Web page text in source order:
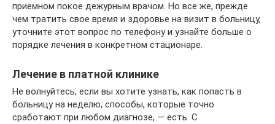
приемном покое дежурным врачом. Но все же, прежде
чем тратить свое время и здоровье на визит в больницу,
уточните этот вопрос по телефону и узнайте больше о
порядке лечения в конкретном стационаре.
Лечение в платной клинике
Не волнуйтесь, если вы хотите узнать, как попасть в
больницу на неделю, способы, которые точно
сработают при любом диагнозе, — есть. С